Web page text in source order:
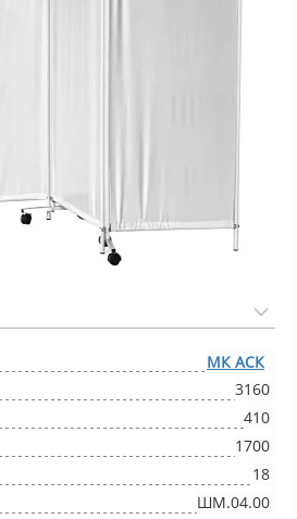
МК АСК
3160
410
1700
18
ШМ.04.00